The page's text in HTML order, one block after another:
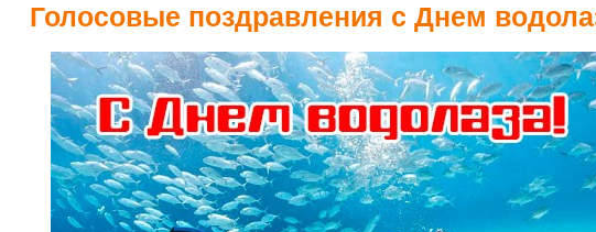
Голосовые поздравления с Днем